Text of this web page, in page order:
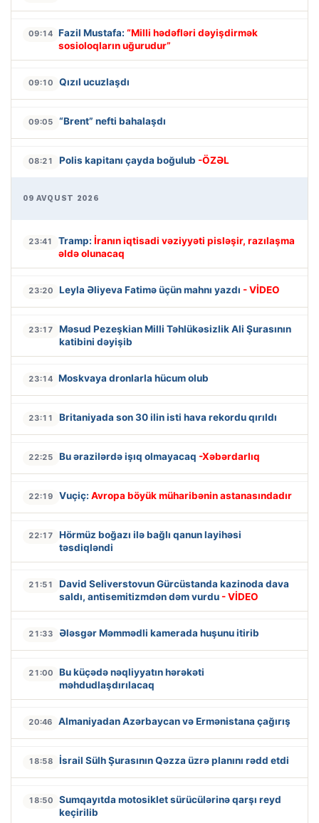
09:14 Fazil Mustafa: “Milli hədəfləri dəyişdirmək
sosioloqların uğurudur”
09:10 Qızıl ucuzlaşdı
09:05 “Brent” nefti bahalaşdı
08:21 Polis kapitanı çayda boğulub -ÖZƏL
09 AVQUST 2026
23:41 Tramp: İranın iqtisadi vəziyyəti pisləşir, razılaşma
əldə olunacaq
23:20 Leyla Əliyeva Fatimə üçün mahnı yazdı - VİDEO
23:17
Məsud Pezeşkian Milli Təhlükəsizlik Ali Şurasının
katibini dəyişib
23:14 Moskvaya dronlarla hücum olub
23:11 Britaniyada son 30 ilin isti hava rekordu qırıldı
22:25 Bu ərazilərdə işıq olmayacaq -Xəbərdarlıq
22:19 Vuçiç: Avropa böyük müharibənin astanasındadır
22:17
Hörmüz boğazı ilə bağlı qanun layihəsi
təsdiqləndi
21:51
David Seliverstovun Gürcüstanda kazinoda dava
saldı, antisemitizmdən dəm vurdu - VİDEO
21:33 Ələsgər Məmmədli kamerada huşunu itirib
21:00
Bu küçədə nəqliyyatın hərəkəti
məhdudlaşdırılacaq
20:46 Almaniyadan Azərbaycan və Ermənistana çağırış
18:58 İsrail Sülh Şurasının Qəzza üzrə planını rədd etdi
18:50
Sumqayıtda motosiklet sürücülərinə qarşı reyd
keçirilib